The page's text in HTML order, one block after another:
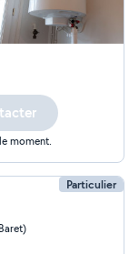
moment.
Particulier